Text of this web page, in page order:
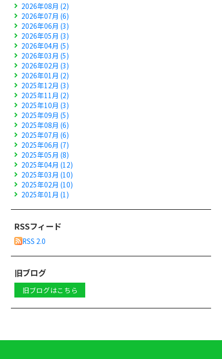
2026年08月 (2)
2026年07月 (6)
2026年06月 (3)
2026年05月 (3)
2026年04月 (5)
2026年03月 (5)
2026年02月 (3)
2026年01月 (2)
2025年12月 (3)
2025年11月 (2)
2025年10月 (3)
2025年09月 (5)
2025年08月 (6)
2025年07月 (6)
2025年06月 (7)
2025年05月 (8)
2025年04月 (12)
2025年03月 (10)
2025年02月 (10)
2025年01月 (1)
RSSフィード
RSS 2.0
旧ブログ
旧ブログはこちら